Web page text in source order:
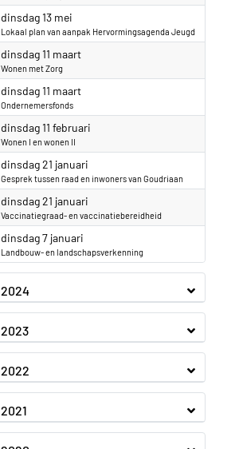
dinsdag 13 mei
Lokaal plan van aanpak Hervormingsagenda Jeugd
dinsdag 11 maart2025
Wonen met Zorg
dinsdag 11 maart2025
Ondernemersfonds
dinsdag 11 februari
Wonen I en wonen II
dinsdag 21 januari
Gesprek tussen raad en inwoners van Goudriaan
dinsdag 21 januari
Vaccinatiegraad- en vaccinatiebereidheid
dinsdag 7 januari
Landbouw- en landschapsverkenning
2024
2023
2022
2021